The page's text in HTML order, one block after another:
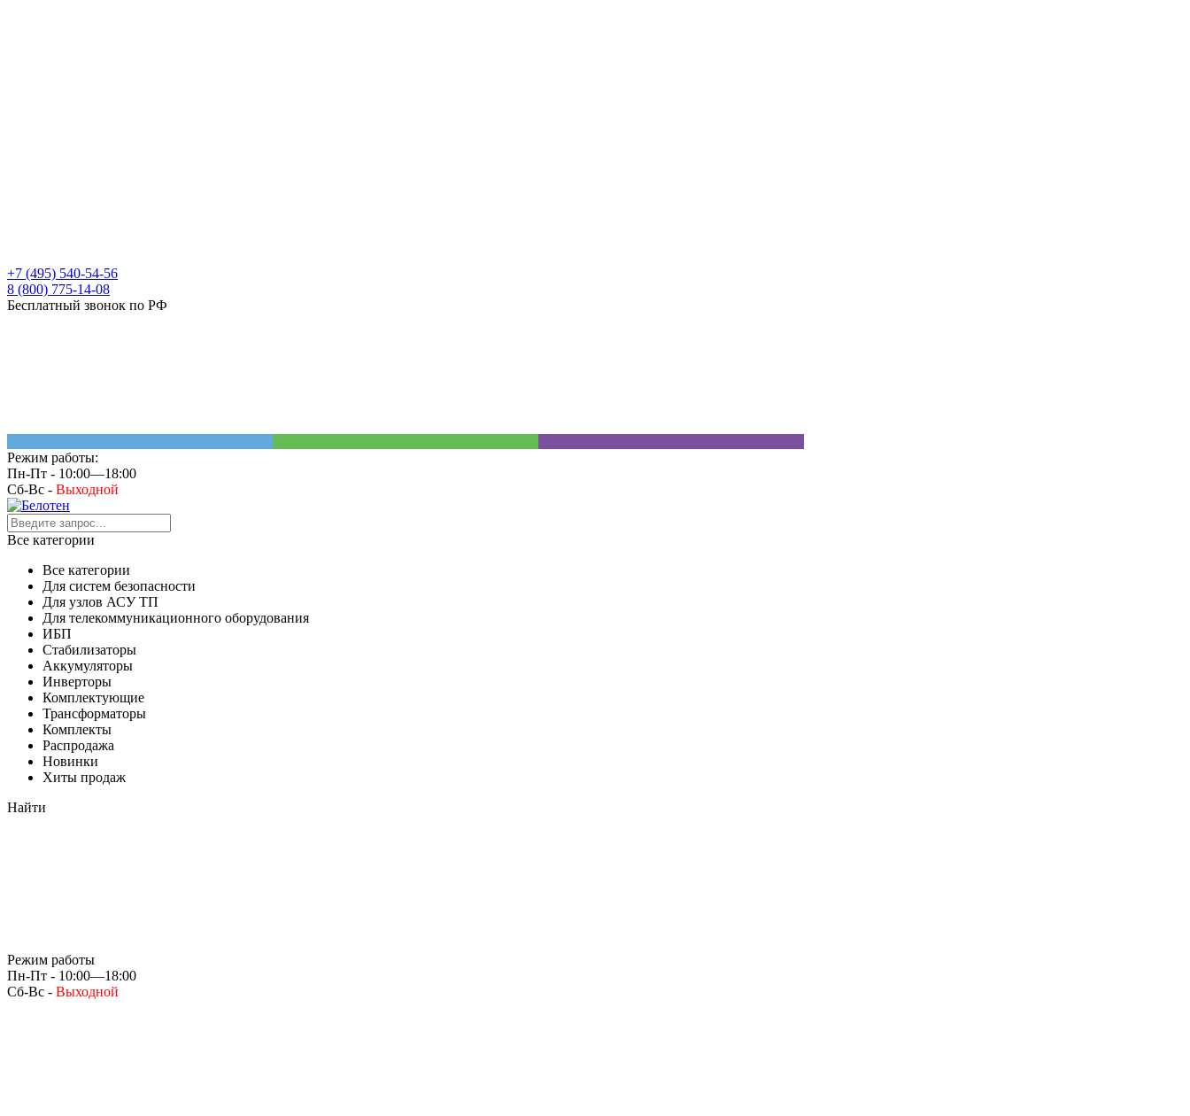
+7 (495) 540-54-56
8 (800) 775-14-08
Бесплатный звонок по РФ
Режим работы:
Пн-Пт - 10:00—18:00
Сб-Вс - Выходной
Все категории
Все категории
Для систем безопасности
Для узлов АСУ ТП
Для телекоммуникационного оборудования
ИБП
Стабилизаторы
Аккумуляторы
Инверторы
Комплектующие
Трансформаторы
Комплекты
Распродажа
Новинки
Хиты продаж
Найти
Режим работы
Пн-Пт - 10:00—18:00
Сб-Вс - Выходной